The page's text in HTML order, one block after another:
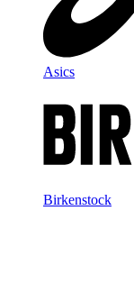
Asics
Birkenstock